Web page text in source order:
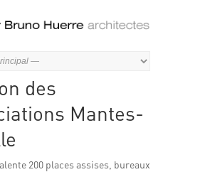
des
Mantes-
200 places assises, bureaux